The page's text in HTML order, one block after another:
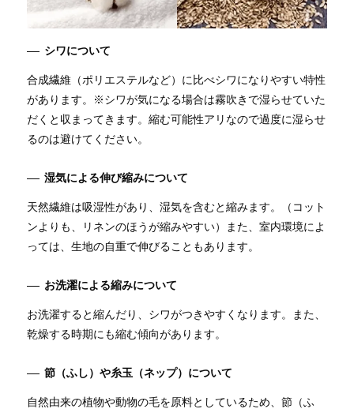
シワについて
合成繊維（ポリエステルなど）に比べシワになりやすい特性
があります。※シワが気になる場合は霧吹きで湿らせていた
だくと収まってきます。縮む可能性アリなので過度に湿らせ
るのは避けてください。
湿気による伸び縮みについて
天然繊維は吸湿性があり、湿気を含むと縮みます。（コット
ンよりも、リネンのほうが縮みやすい）また、室内環境によ
っては、生地の自重で伸びることもあります。
お洗濯による縮みについて
お洗濯すると縮んだり、シワがつきやすくなります。また、
乾燥する時期にも縮む傾向があります。
節（ふし）や糸玉（ネップ）について
自然由来の植物や動物の毛を原料としているため、節（ふ